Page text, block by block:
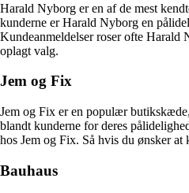
Harald Nyborg er en af de mest
kunderne er Harald Nyborg en
Kundeanmeldelser roser ofte Harald
oplagt valg.
Jem og Fix
Jem og Fix er en populær
blandt kunderne for deres
hos Jem og Fix. Så hvis du ønsker
Bauhaus